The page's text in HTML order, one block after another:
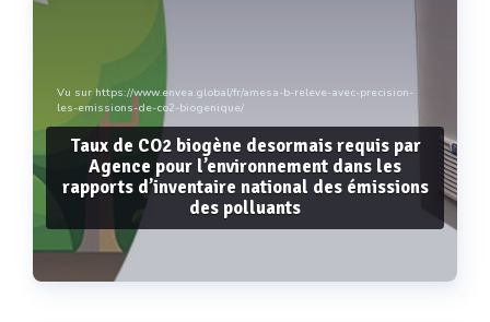
Vu sur https://www.envea.global/fr/amesa-b-releve-avec-precision-
les-emissions-de-co2-biogenique/
Taux de CO2 biogène desormais requis par
Agence pour l’environnement dans les
rapports d’inventaire national des émissions
des polluants